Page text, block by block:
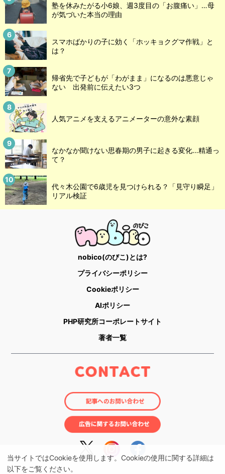
当サイトではCookieを使用します。Cookieの使用に関する詳細は
以下をご覧ください。
塾を休みたがる小6娘、週3度目の「お腹痛い」…母
が気づいた本当の理由
スマホばかりの子に効く「ホッキョクグマ作戦」と
は？
帰省先で子どもが「わがまま」になるのは悪意じゃ
ない 出発前に伝えたい3つ
人気アニメを支えるアニメーターの意外な素顔
なかなか聞けない思春期の男子に起きる変化…精通っ
て？
代々木公園で6歳児を見つけられる？「見守り瞬足」
リアル検証
nobico(のびこ)とは?
プライバシーポリシー
Cookieポリシー
AIポリシー
PHP研究所コーポレートサイト
著者一覧